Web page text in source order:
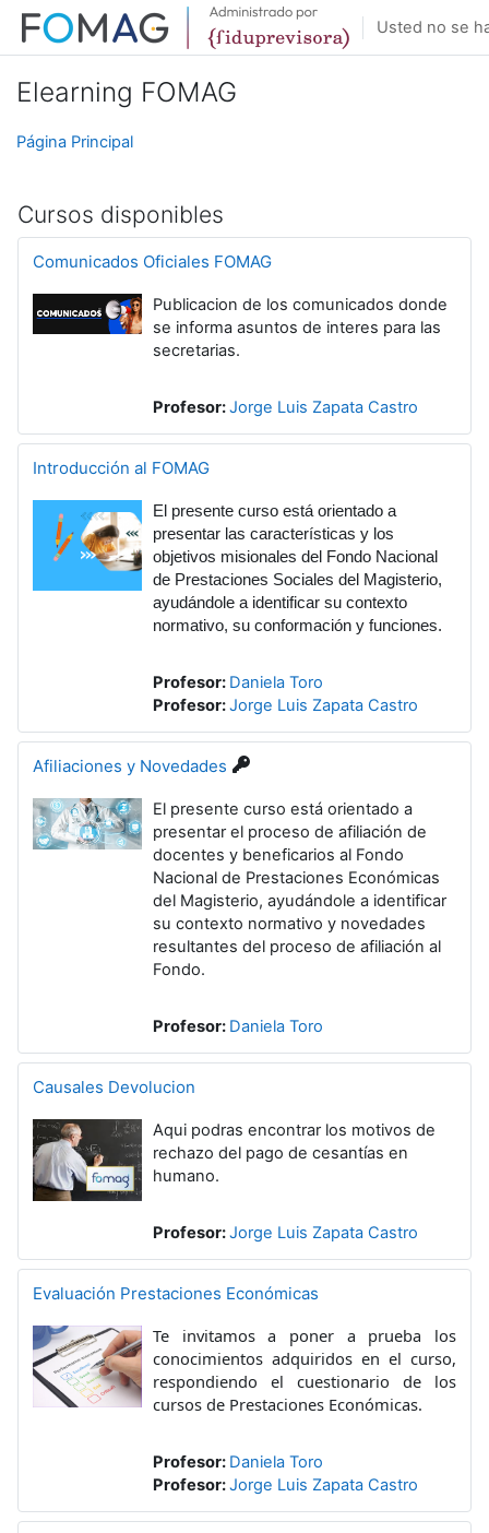
Salta al contenido principal
Usted no se
Elearning FOMAG
Página Principal
Cursos disponibles
Comunicados Oficiales FOMAG
Publicacion de los comunicados donde
se informa asuntos de interes para las
secretarias.
Profesor:Jorge Luis Zapata Castro
Introducción al FOMAG
El presente curso está orientado a
presentar las características y los
objetivos misionales del Fondo Nacional
de Prestaciones Sociales del Magisterio,
ayudándole a identificar su contexto
normativo, su conformación y funciones.
Profesor: Daniela Toro
Profesor:Jorge Luis Zapata Castro
Afiliaciones y Novedades
El presente curso está orientado a
presentar el proceso de afiliación de
docentes y beneficarios al Fondo
Nacional de Prestaciones Económicas
del Magisterio, ayudándole a identificar
su contexto normativo y novedades
resultantes del proceso de afiliación al
Fondo.
Profesor: Daniela Toro
Causales Devolucion
Aqui podras encontrar los motivos de
rechazo del pago de cesantías en
humano.
Profesor:Jorge Luis Zapata Castro
Evaluación Prestaciones Económicas
Te invitamos a poner a prueba los
conocimientos adquiridos en el curso,
respondiendo el cuestionario de los
cursos de Prestaciones Económicas.
Profesor: Daniela Toro
Profesor:Jorge Luis Zapata Castro